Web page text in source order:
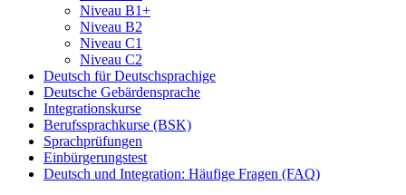
Niveau B1+
Niveau B2
Niveau C1
Niveau C2
Deutsch für Deutschsprachige
Deutsche Gebärdensprache
Integrationskurse
Berufssprachkurse (BSK)
Sprachprüfungen
Einbürgerungstest
Deutsch und Integration: Häufige Fragen (FAQ)